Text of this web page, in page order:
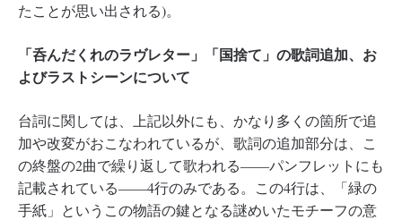
たことが思い出される)。
「呑んだくれのラヴレター」「国捨て」の歌詞追加、お
よびラストシーンについて
台詞に関しては、上記以外にも、かなり多くの箇所で追
加や改変がおこなわれているが、歌詞の追加部分は、こ
の終盤の2曲で繰り返して歌われる――パンフレットにも
記載されている――4行のみである。この4行は、「緑の
手紙」というこの物語の鍵となる謎めいたモチーフの意